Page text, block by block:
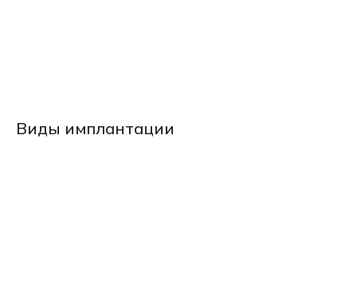
Виды имплантации